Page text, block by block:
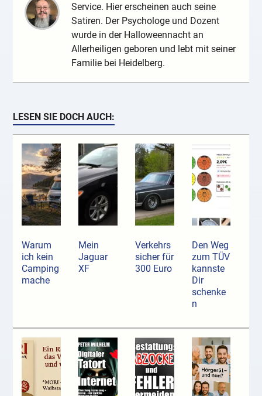
Service. Hier erscheinen auch seine
Satiren. Der Psychologe und Dozent
wurde in der Halloweennacht an
Allerheiligen geboren und lebt mit seiner
Familie bei Heidelberg.
LESEN SIE DOCH AUCH:
Warum
ich kein
Camping
mache
Mein
Jaguar
XF
Verkehrs
sicher für
300 Euro
Den Weg
zum TÜV
kannste
Dir
schenke
n